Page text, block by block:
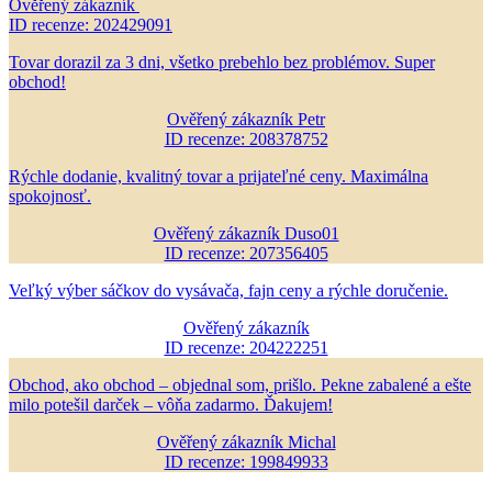
Ověřený zákazník
ID recenze: 202429091
Tovar dorazil za 3 dni, všetko prebehlo bez problémov. Super
obchod!
Ověřený zákazník Petr
ID recenze: 208378752
Rýchle dodanie, kvalitný tovar a prijateľné ceny. Maximálna
spokojnosť.
Ověřený zákazník Duso01
ID recenze: 207356405
Veľký výber sáčkov do vysávača, fajn ceny a rýchle doručenie.
Ověřený zákazník
ID recenze: 204222251
Obchod, ako obchod – objednal som, prišlo. Pekne zabalené a ešte
milo potešil darček – vôňa zadarmo. Ďakujem!
Ověřený zákazník Michal
ID recenze: 199849933